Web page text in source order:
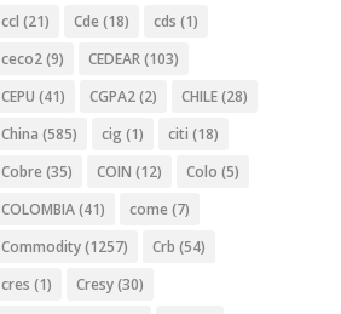
ccl (21) Cde (18) cds (1)
ceco2(9) CEDEAR(103)
CEPU (41) CGPA2(2) CHILE(28)
China (585) cig (1) citi (18)
Cobre (35) COIN (12) Colo (5)
COLOMBIA(41) come (7)
Commodity(1257) Crb (54)
cres (1) Cresy(30)